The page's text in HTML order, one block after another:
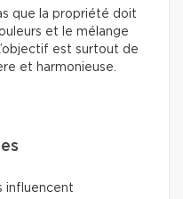
que la propriété doit
et le mélange
est surtout de
et harmonieuse.
influencent